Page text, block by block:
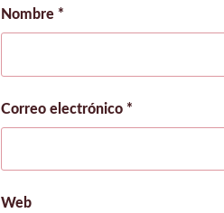
Nombre *
Correo electrónico *
Web